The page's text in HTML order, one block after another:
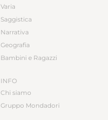
Varia
Saggistica
Narrativa
Geografia
Bambini e Ragazzi
INFO
Chi siamo
Gruppo Mondadori